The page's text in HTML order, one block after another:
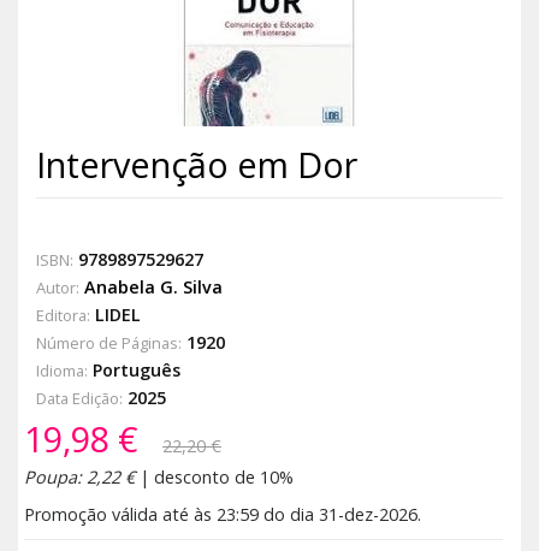
Intervenção em Dor
ISBN: 9789897529627
Autor: Anabela G. Silva
Editora: LIDEL
Número de Páginas: 1920
Idioma: Português
Data Edição: 2025
19,98 €
22,20 €
Poupa: 2,22 €| desconto de 10%
Promoção válida até às 23:59 do dia 31-dez-2026.